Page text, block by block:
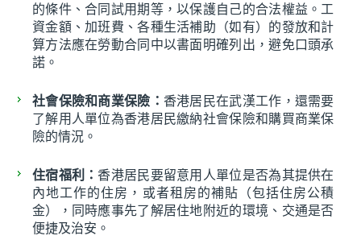
的條件、合同試用期等，以保護自己的合法權益。工
資金額、加班費、各種生活補助（如有）的發放和計
算方法應在勞動合同中以書面明確列出，避免口頭承
諾。
社會保險和商業保險： 香港居民在武漢工作，還需要
了解用人單位為香港居民繳納社會保險和購買商業保
險的情況。
住宿福利：香港居民要留意用人單位是否為其提供在
內地工作的住房，或者租房的補貼（包括住房公積
金），同時應事先了解居住地附近的環境、交通是否
便捷及治安。